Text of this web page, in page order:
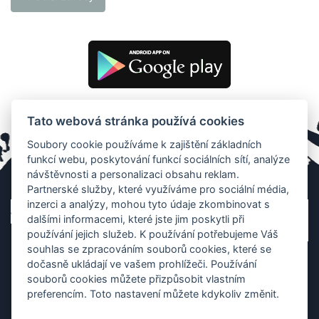
Tato webová stránka používá cookies
Soubory cookie používáme k zajištění základních
funkcí webu, poskytování funkcí sociálních sítí, analýze
návštěvnosti a personalizaci obsahu reklam.
Partnerské služby, které využíváme pro sociální média,
inzerci a analýzy, mohou tyto údaje zkombinovat s
dalšími informacemi, které jste jim poskytli při
používání jejich služeb. K používání potřebujeme Váš
souhlas se zpracováním souborů cookies, které se
dočasně ukládají ve vašem prohlížeči. Používání
souborů cookies můžete přizpůsobit vlastním
preferencím. Toto nastavení můžete kdykoliv změnit.